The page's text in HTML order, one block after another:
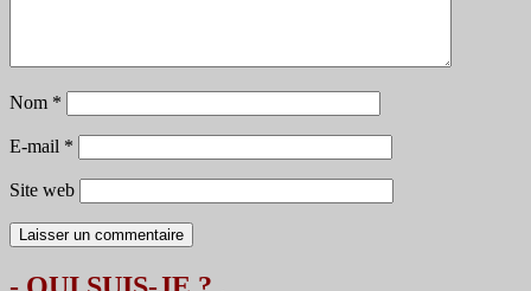
Nom *
E-mail *
Site web